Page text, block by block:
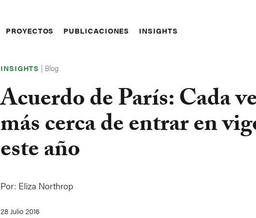
PROYECTOS PUBLICACIONES INSIGHTS
INSIGHTS | Blog
Acuerdo de París: Cada
más cerca de entrar en
este año
Por: Eliza Northrop
28 Julio 2016